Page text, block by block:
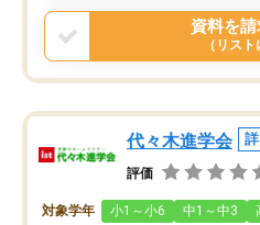
資料を
（リス
代々木進学会
評価
対象学年 小1～小6 中1～中3